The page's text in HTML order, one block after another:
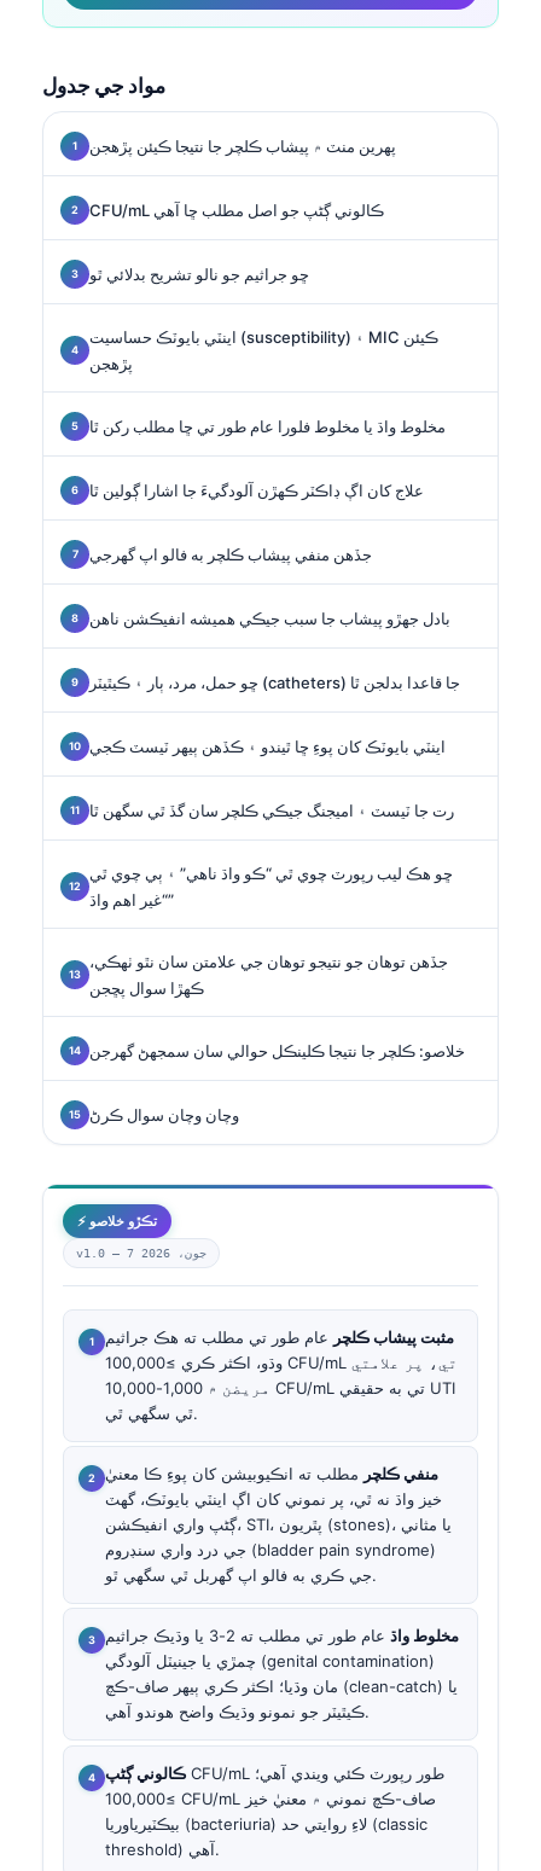
مواد جي جدول
پهرين منٽ ۾ پيشاب ڪلچر جا نتيجا ڪيئن پڙهجن
CFU/mL ڪالوني ڳڻپ جو اصل مطلب ڇا آهي
ڇو جراثيم جو نالو تشريح بدلائي ٿو
اينٽي بايوٽڪ حساسيت (susceptibility) ۽ MIC ڪيئن
پڙهجن
مخلوط واڌ يا مخلوط فلورا عام طور تي ڇا مطلب رکن ٿا
علاج کان اڳ ڊاڪٽر ڪهڙن آلودگيءَ جا اشارا ڳولين ٿا
جڏهن منفي پيشاب ڪلچر به فالو اپ گهرجي
بادل جهڙو پيشاب جا سبب جيڪي هميشه انفيڪشن ناهن
ڇو حمل، مرد، ٻار ۽ ڪيٿيٽر (catheters) جا قاعدا بدلجن ٿا
اينٽي بايوٽڪ کان پوءِ ڇا ٿيندو ۽ ڪڏهن ٻيهر ٽيسٽ ڪجي
رت جا ٽيسٽ ۽ اميجنگ جيڪي ڪلچر سان گڏ ٿي سگهن ٿا
ڇو هڪ ليب رپورٽ چوي ٿي “ڪو واڌ ناهي” ۽ ٻي چوي ٿي
“غير اهم واڌ”
جڏهن توهان جو نتيجو توهان جي علامتن سان نٿو ٺهڪي،
ڪهڙا سوال پڇجن
خلاصو: ڪلچر جا نتيجا ڪلينڪل حوالي سان سمجهڻ گهرجن
وچان وچان سوال ڪرڻ
⚡ تڪڙو خلاصو
v1.0 — 7 جون، 2026
مثبت پيشاب ڪلچر عام طور تي مطلب ته هڪ جراثيم
وڌو، اڪثر ڪري ≥100,000 CFU/mL تي، پر علامتي
مريضن ۾ 1,000-10,000 CFU/mL تي به حقيقي UTI
ٿي سگهي ٿي.
منفي ڪلچر مطلب ته انڪيوبيشن کان پوءِ ڪا معنيٰ
خيز واڌ نه ٿي، پر نموني کان اڳ اينٽي بايوٽڪ، گهٽ
ڳڻپ واري انفيڪشن، STI، پٿريون (stones)، يا مثاني
جي درد واري سنڊروم (bladder pain syndrome)
جي ڪري به فالو اپ گهربل ٿي سگهي ٿو.
مخلوط واڌ
عام طور تي مطلب ته 2-3 يا وڌيڪ جراثيم
چمڙي يا جينيٽل آلودگي (genital contamination)
مان وڌيا؛ اڪثر ڪري ٻيهر صاف-ڪچ (clean-catch) يا
ڪيٿيٽر جو نمونو وڌيڪ واضح هوندو آهي.
ڪالوني ڳڻپ CFU/mL طور رپورٽ ڪئي ويندي آهي؛
≥100,000 CFU/mL صاف-ڪچ نموني ۾ معنيٰ خيز
بيڪٽيرياوريا (bacteriuria) لاءِ روايتي حد (classic
threshold) آهي.